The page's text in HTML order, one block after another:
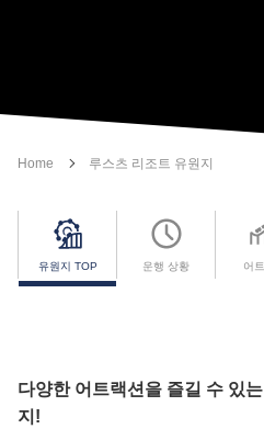
Home 루스츠 리조트 유원지
유원지 TOP 운행 상황 어
다양한 어트랙션을 즐길 수 있
지!